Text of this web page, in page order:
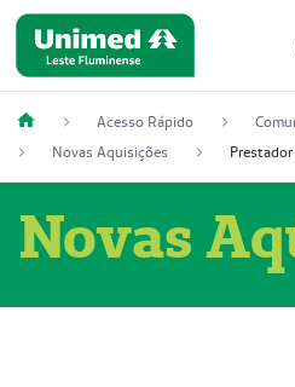
Acesso Rápido
Novas Aquisições
Novas